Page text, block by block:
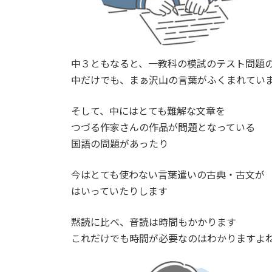
中３ともなると、一教科の模試のテスト問題
中だけでも、まぁ沢山の言葉がふくまれてい
そして、中にはとても難解な文章を
つづる作家さんの作品が問題となっている
国語の問題があったり
今はとても使わない言葉遣いの古典・古文が
はいっていたりします
黙読に比べ、音読は時間もかかります
これだけでも時間が必要なのはわかりますよ